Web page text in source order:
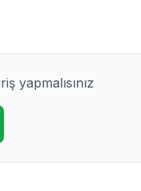
yapmalısınız